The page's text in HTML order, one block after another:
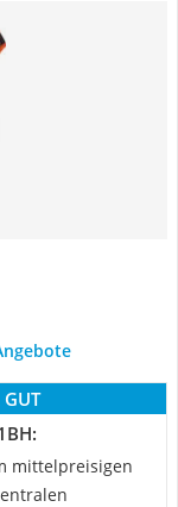
GUT
mittelpreisigen